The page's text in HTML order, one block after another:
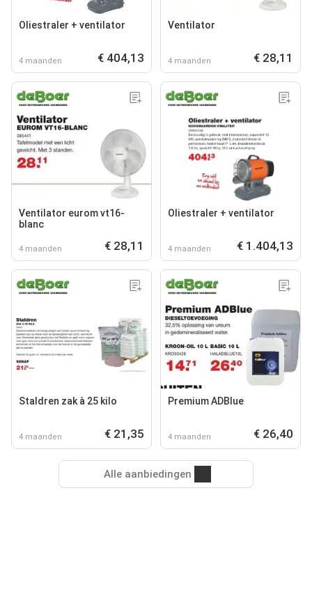
Oliestraler + ventilator
4 maanden € 404,13
Ventilator
4 maanden € 28,11
Ventilator eurom vt16-
blanc
4 maanden € 28,11
Oliestraler + ventilator
4 maanden € 1.404,13
Staldren zak à 25 kilo
4 maanden € 21,35
Premium ADBlue
4 maanden € 26,40
Alle aanbiedingen